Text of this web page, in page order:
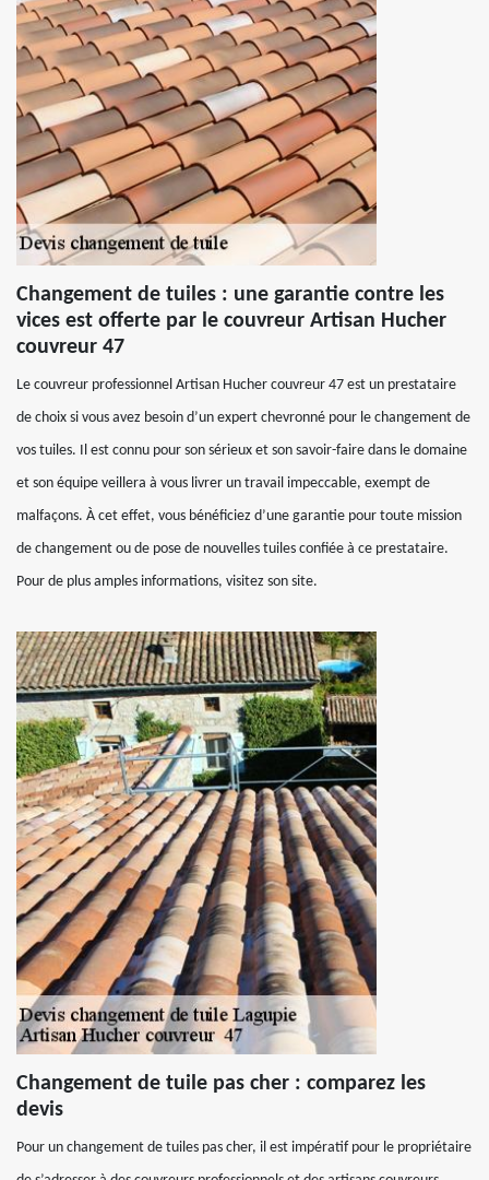
Changement de tuiles : une garantie contre les
vices est offerte par le couvreur Artisan Hucher
couvreur 47
Le couvreur professionnel Artisan Hucher couvreur 47 est un prestataire
de choix si vous avez besoin d’un expert chevronné pour le changement de
vos tuiles. Il est connu pour son sérieux et son savoir-faire dans le domaine
et son équipe veillera à vous livrer un travail impeccable, exempt de
malfaçons. À cet effet, vous bénéficiez d’une garantie pour toute mission
de changement ou de pose de nouvelles tuiles confiée à ce prestataire.
Pour de plus amples informations, visitez son site.
Changement de tuile pas cher : comparez les
devis
Pour un changement de tuiles pas cher, il est impératif pour le propriétaire